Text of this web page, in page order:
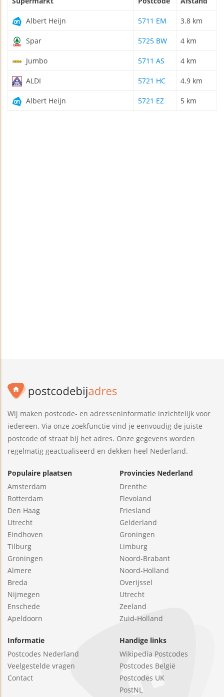
Albert Heijn 5711 EM 3.8 km
Spar 5725 BW 4 km
Jumbo 5711 AS 4 km
ALDI 5721 HC 4.9 km
Albert Heijn 5721 EZ 5 km
Wij maken postcode- en adresseninformatie inzichtelijk voor
iedereen. Via onze zoekfunctie vind je eenvoudig de juiste
postcode of straat bij het adres. Onze gegevens worden
regelmatig geactualiseerd en dekken heel Nederland.
Populaire plaatsen
Amsterdam
Rotterdam
Den Haag
Utrecht
Eindhoven
Tilburg
Groningen
Almere
Breda
Nijmegen
Enschede
Apeldoorn
Provincies Nederland
Drenthe
Flevoland
Friesland
Gelderland
Groningen
Limburg
Noord-Brabant
Noord-Holland
Overijssel
Utrecht
Zeeland
Zuid-Holland
Informatie
Postcodes Nederland
Veelgestelde vragen
Contact
Handige links
Wikipedia Postcodes
Postcodes België
Postcodes UK
PostNL